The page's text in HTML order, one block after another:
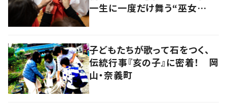
一生に一度だけ舞う“巫女
子どもたちが歌って石をつく、
伝統行事『亥の子』に密着！ 岡
山・奈義町